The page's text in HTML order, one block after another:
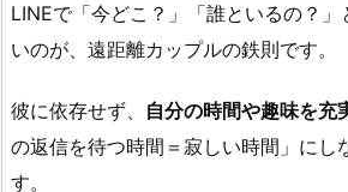
LINEで「今どこ？」「誰といるの？」
いのが、遠距離カップルの鉄則です。
彼に依存せず、 自分の時間や趣味を充
の返信を待つ時間＝寂しい時間」にし
す。